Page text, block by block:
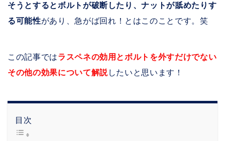
そうとするとボルトが破断したり、ナットが舐めたりす
る可能性があり、急がば回れ！とはこのことです。笑
この記事ではラスペネの効用とボルトを外すだけでない
その他の効果について解説したいと思います！
目次